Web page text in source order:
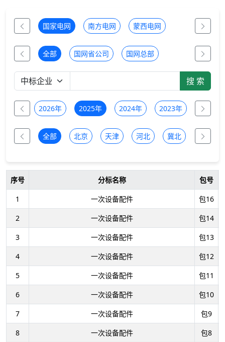
国家电网 南方电网 蒙西电网
全部 国网省公司 国网总部
全部 2026年 2025年 2024年 2023年 2022年
全部 北京 天津 河北 冀北 山西
序号 分标名称
包号
1
一次设备配件
包16
2
一次设备配件
包14
3
一次设备配件
包13
4
一次设备配件
包12
5
一次设备配件
包11
6
一次设备配件
包10
7
一次设备配件
包9
8
一次设备配件
包8